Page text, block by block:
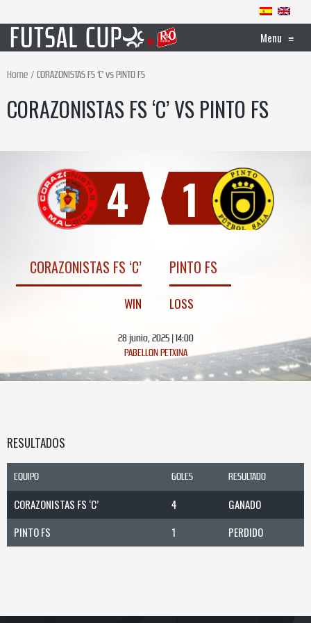
Menu ≡
Home CORAZONISTAS FS ‘C’ vs PINTO FS
CORAZONISTAS FS ‘C’ VS PINTO FS
4
CORAZONISTAS FS ‘C’
WIN
1
PINTO FS
LOSS
28 junio, 2025 | 14:00
PABELLON PETXINA
RESULTADOS
EQUIPO GOLES RESULTADO
CORAZONISTAS FS ‘C’ 4
GANADO
PINTO FS
1 PERDIDO